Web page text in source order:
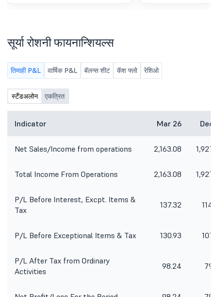
ended 30th June,
सूर्या रोशनी फायनान्शियल्स
तिमाही P&L वार्षिक P&L बॅलन्स शीट कॅश फ्लो रेशिओ
स्टँडअलोन एकत्रित
Indicator Mar 26 Dec
Net Sales/Income from operations 2,163.08
Total Income From Operations 2,163.08
P/L Before Interest, Excpt. Items &
Tax
137.32
P/L Before Exceptional Items & Tax 130.93
P/L After Tax from Ordinary
Activities
98.24